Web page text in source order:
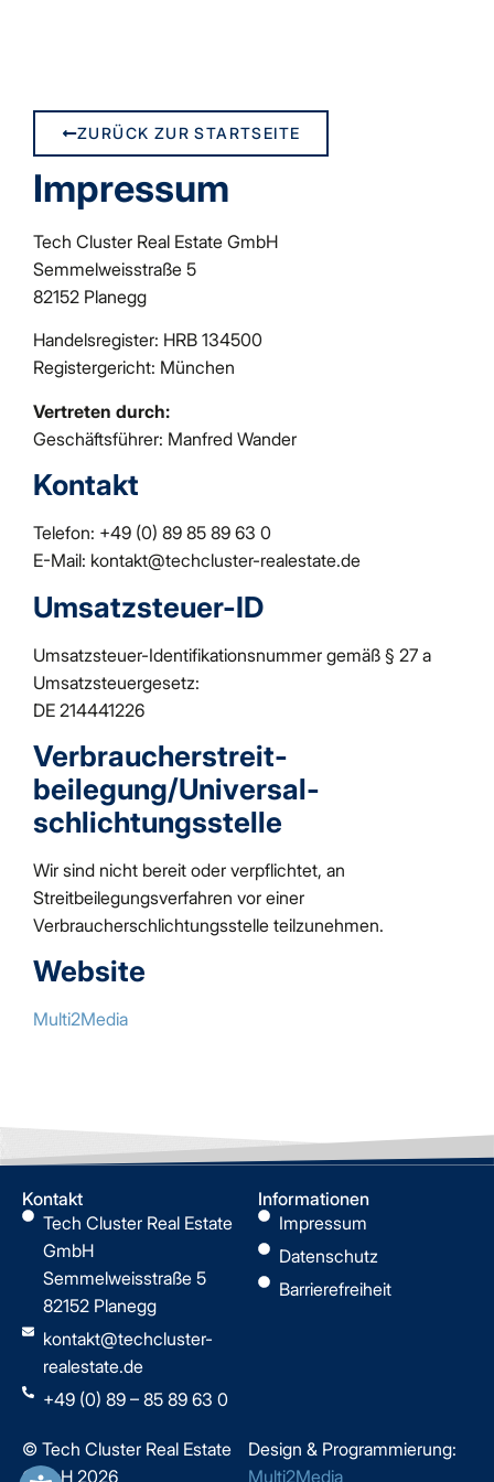
ZURÜCK ZUR STARTSEITE
Impressum
Tech Cluster Real Estate GmbH
Semmelweisstraße 5
82152 Planegg
Handelsregister: HRB 134500
Registergericht: München
Vertreten durch:
Geschäftsführer: Manfred Wander
Kontakt
Telefon: +49 (0) 89 85 89 63 0
E-Mail: kontakt@techcluster-realestate.de
Umsatzsteuer-ID
Umsatzsteuer-Identifikationsnummer gemäß § 27 a
Umsatzsteuergesetz:
DE 214441226
Verbraucher­streit­
beilegung/Universal­
schlichtungs­stelle
Wir sind nicht bereit oder verpflichtet, an
Streitbeilegungsverfahren vor einer
Verbraucherschlichtungsstelle teilzunehmen.
Website
Multi2Media
Kontakt
Tech Cluster Real Estate
GmbH
Semmelweisstraße 5
82152 Planegg
kontakt@techcluster-
realestate.de
+49 (0) 89 – 85 89 63 0
Informationen
Impressum
Datenschutz
Barrierefreiheit
© Tech Cluster Real Estate
GmbH 2026
Design & Programmierung:
Multi2Media